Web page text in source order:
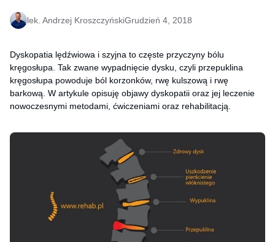
lek. Andrzej KroszczyńskiGrudzień 4, 2018
Dyskopatia lędźwiowa i szyjna to częste przyczyny bólu
kręgosłupa. Tak zwane wypadnięcie dysku, czyli przepuklina
kręgosłupa powoduje ból korzonków, rwę kulszową i rwę
barkową. W artykule opisuję objawy dyskopatii oraz jej leczenie
nowoczesnymi metodami, ćwiczeniami oraz rehabilitacją.